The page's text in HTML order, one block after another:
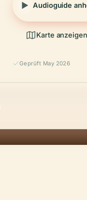
Audioguide
Karte anzeigen
Geprüft May 2026